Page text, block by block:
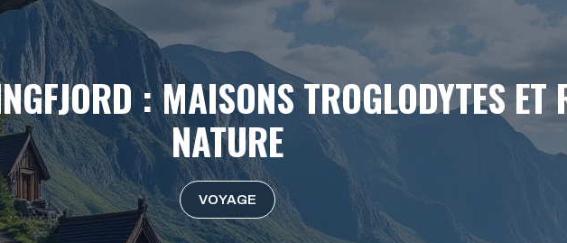
: MAISONS TROGLODYTES ET
NATURE
VOYAGE